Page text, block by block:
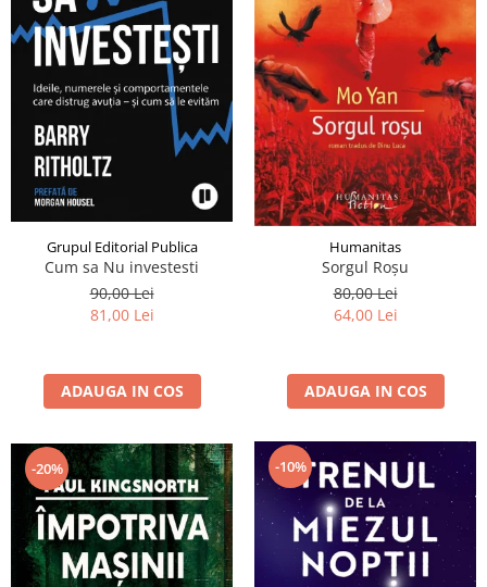
Grupul Editorial Publica
Cum sa Nu investesti
90,00 Lei
81,00 Lei
ADAUGA IN COS
Humanitas
Sorgul Roșu
80,00 Lei
64,00 Lei
ADAUGA IN COS
-20% -10%